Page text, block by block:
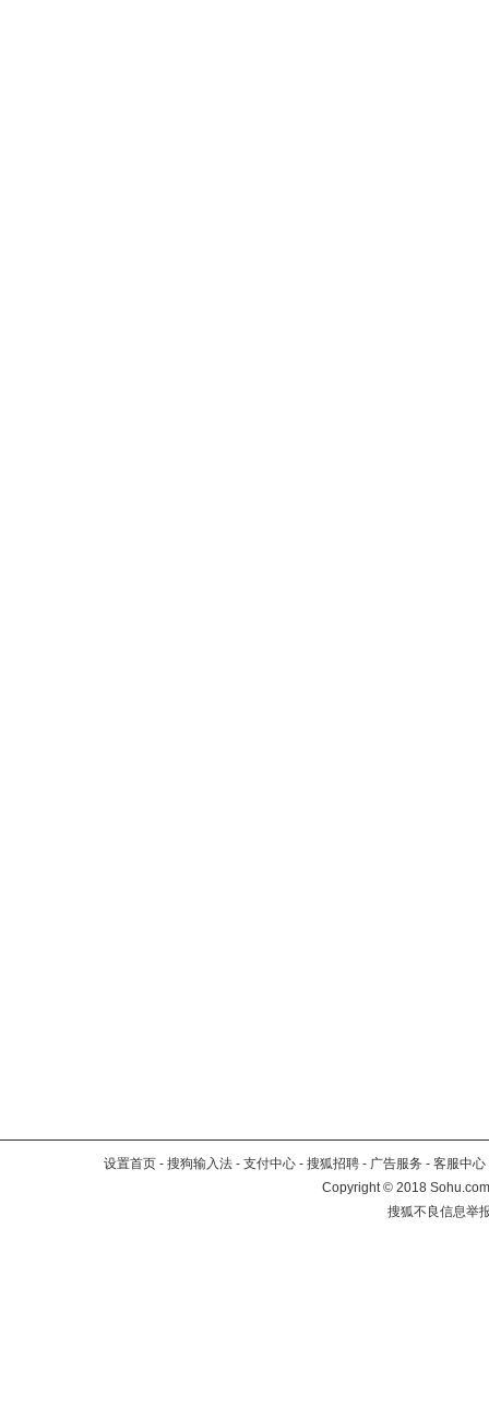
设置首页 - 搜狗输入法 - 支付中心 - 搜狐招聘 - 广告服务 - 客服中心
Copyright©2018
搜狐不良信息举